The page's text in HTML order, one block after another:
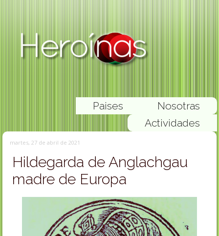
Nosotras
Paises
Actividades
martes, 27 de abril de 2021
Hildegarda de Anglachgau
madre de Europa